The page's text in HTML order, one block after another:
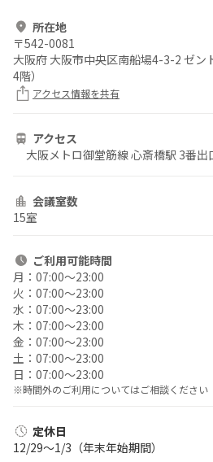
所在地
〒542-0081
大阪府 大阪市中央区南船場4-3-2 ゼン
4階）
アクセス情報を共有
アクセス
大阪メトロ御堂筋線 心斎橋駅 3番出
会議室数
15室
ご利用可能時間
月： 07:00〜23:00
火： 07:00〜23:00
水： 07:00〜23:00
木： 07:00〜23:00
金： 07:00〜23:00
土： 07:00〜23:00
日： 07:00〜23:00
※時間外のご利用についてはご相談ください
定休日
12/29～1/3（年末年始期間）